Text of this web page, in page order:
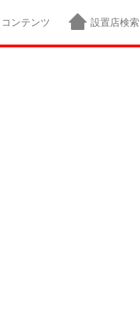
コンテンツ 設置店検索